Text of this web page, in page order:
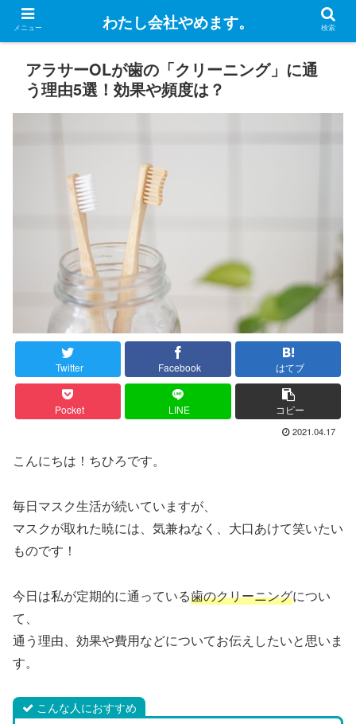
アラサーOLが歯の「クリーニング」に通
う理由5選！効果や頻度は？
Twitter Facebook はてブ
Pocket LINE コピー
2021.04.17
こんにちは！ちひろです。
毎日マスク生活が続いていますが、
マスクが取れた暁には、気兼ねなく、大口あけて笑いたい
ものです！
今日は私が定期的に通っている歯のクリーニングについ
て、
通う理由、効果や費用などについてお伝えしたいと思いま
す。
こんな人におすすめ
メニュー わたし会社やめます。 検索